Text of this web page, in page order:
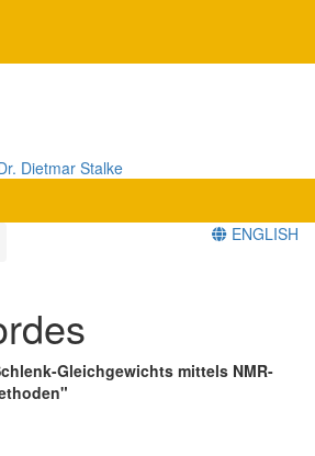
Dietmar Stalke
ENGLISH
Gleichgewichts mittels NMR-